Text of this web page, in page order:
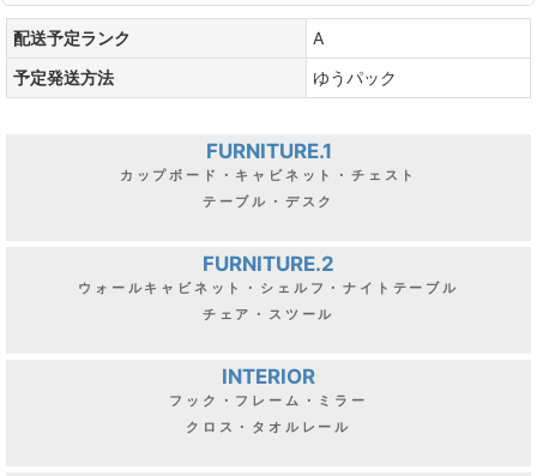
配送予定ランク
A
予定発送方法
ゆうパック
FURNITURE.1
カップボード・キャビネット・チェスト
テーブル・デスク
FURNITURE.2
ウォールキャビネット・シェルフ・ナイトテーブル
チェア・スツール
INTERIOR
フック・フレーム・ミラー
クロス・タオルレール